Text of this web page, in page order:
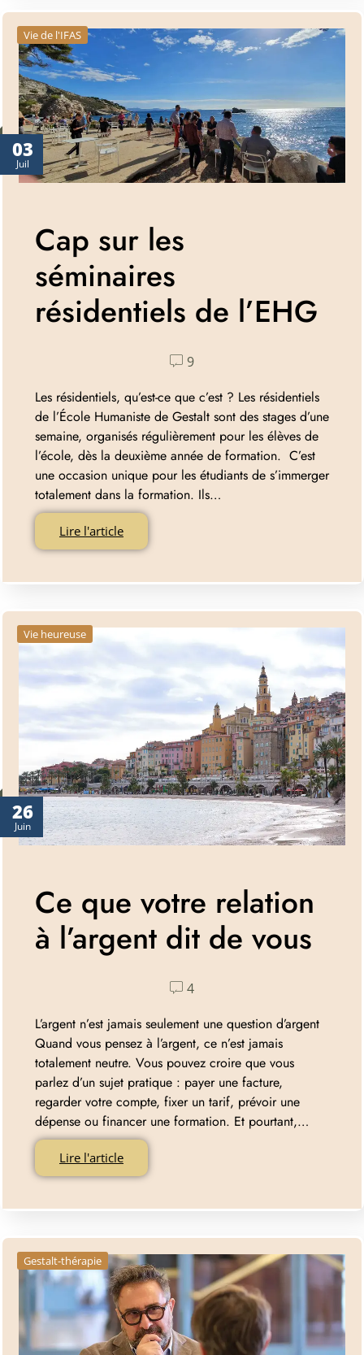
03
Juil
Vie de l'IFAS
Cap sur les
séminaires
résidentiels de l’EHG
9
Les résidentiels, qu’est-ce que c’est ? Les résidentiels
de l’École Humaniste de Gestalt sont des stages d’une
semaine, organisés régulièrement pour les élèves de
l’école, dès la deuxième année de formation. C’est
une occasion unique pour les étudiants de s’immerger
totalement dans la formation. Ils…
Lire l'article
26
Juin
Vie heureuse
Ce que votre relation
à l’argent dit de vous
4
L’argent n’est jamais seulement une question d’argent
Quand vous pensez à l’argent, ce n’est jamais
totalement neutre. Vous pouvez croire que vous
parlez d’un sujet pratique : payer une facture,
regarder votre compte, fixer un tarif, prévoir une
dépense ou financer une formation. Et pourtant,…
Lire l'article
Gestalt-thérapie